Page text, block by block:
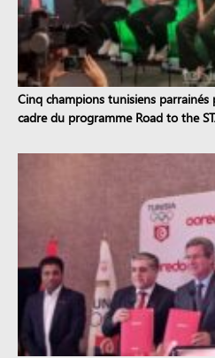
Cinq champions tunisiens parrainés
cadre du programme Road to the